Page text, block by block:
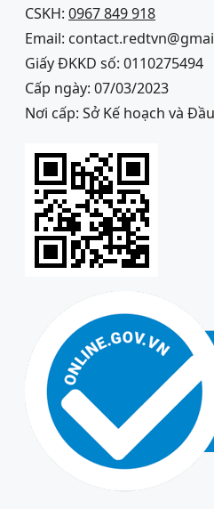
CSKH: 0967 849 918
Email:
Giấy ĐKKD số: 0110275494
Cấp ngày: 07/03/2023
Nơi cấp: Sở Kế hoạch và